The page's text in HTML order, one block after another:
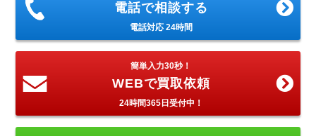
電話で相談する
電話対応 24時間
簡単入力30秒！
WEBで買取依頼
24時間365日受付中！